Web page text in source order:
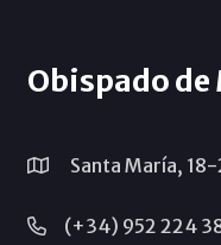
Obispado de
Santa María,
(+34) 952 224